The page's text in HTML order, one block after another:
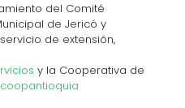
del Comité
de Jericó y
de extensión,
y la Cooperativa de